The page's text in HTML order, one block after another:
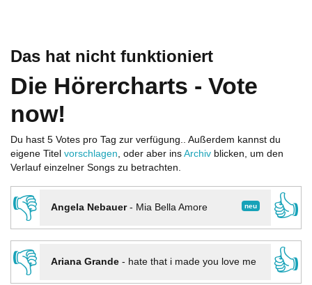
Das hat nicht funktioniert
Die Hörercharts - Vote
now!
Du hast 5 Votes pro Tag zur verfügung.. Außerdem kannst du
eigene Titel vorschlagen, oder aber ins Archiv blicken, um den
Verlauf einzelner Songs zu betrachten.
👎 neu
Angela Nebauer- Mia Bella Amore
👍
👎
Ariana Grande- hate that i made you love me
👍